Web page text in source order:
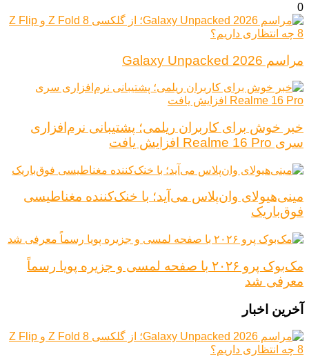
0
مراسم Galaxy Unpacked 2026
خبر خوش برای کاربران ریلمی؛ پشتیبانی نرم‌افزاری
سری Realme 16 Pro افزایش یافت
مینی‌هیولای وان‌پلاس می‌آید؛ با خنک‌کننده مغناطیسی
فوق‌باریک
مک‌بوک پرو ۲۰۲۶ با صفحه لمسی و جزیره پویا رسماً
معرفی شد
آخرین اخبار